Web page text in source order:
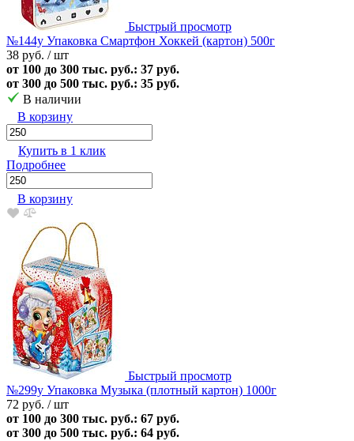
Быстрый просмотр
№144у Упаковка Смартфон Хоккей (картон) 500г
38 руб. / шт
от 100 до 300 тыс. руб.: 37 руб.
от 300 до 500 тыс. руб.: 35 руб.
В наличии
В корзину
Купить в 1 клик
Подробнее
В корзину
Быстрый просмотр
№299у Упаковка Музыка (плотный картон) 1000г
72 руб. / шт
от 100 до 300 тыс. руб.: 67 руб.
от 300 до 500 тыс. руб.: 64 руб.